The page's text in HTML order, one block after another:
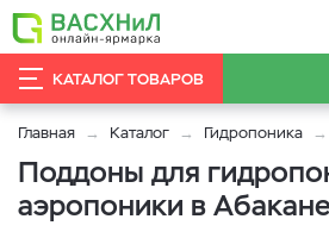
КАТАЛОГ ТОВАРОВ
Главная Каталог Гидропоника
Поддоны для
аэропоники в Абакане